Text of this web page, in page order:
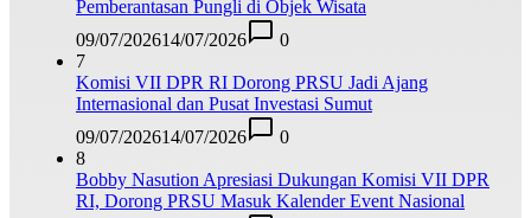
Pemberantasan Pungli di Objek Wisata
09/07/202614/07/2026
0
7
Komisi VII DPR RI Dorong PRSU Jadi Ajang
Internasional dan Pusat Investasi Sumut
09/07/202614/07/2026
0
8
Bobby Nasution Apresiasi Dukungan Komisi VII DPR
RI, Dorong PRSU Masuk Kalender Event Nasional